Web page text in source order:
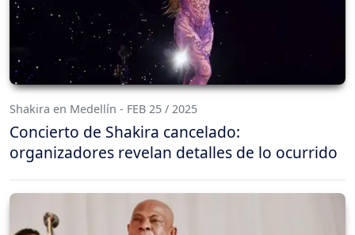
Shakira en Medellín - FEB 25 / 2025
Concierto de Shakira cancelado:
organizadores revelan detalles de lo ocurrido